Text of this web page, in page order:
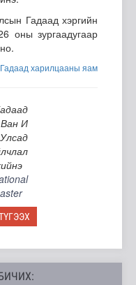
Гадаад хэргийн
оны зургаадугаар
Гадаад харилцааны яам
Ван И